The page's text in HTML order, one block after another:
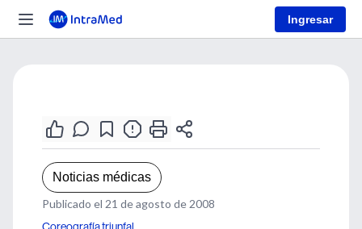
Ingresar
Noticias médicas
Publicado el 21 de agosto de 2008